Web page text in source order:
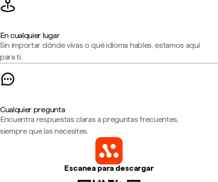
En cualquier lugar
Sin importar dónde vivas o qué idioma hables, estamos aquí
para ti.
Cualquier pregunta
Encuentra respuestas claras a preguntas frecuentes,
siempre que las necesites.
Escanea para descargar